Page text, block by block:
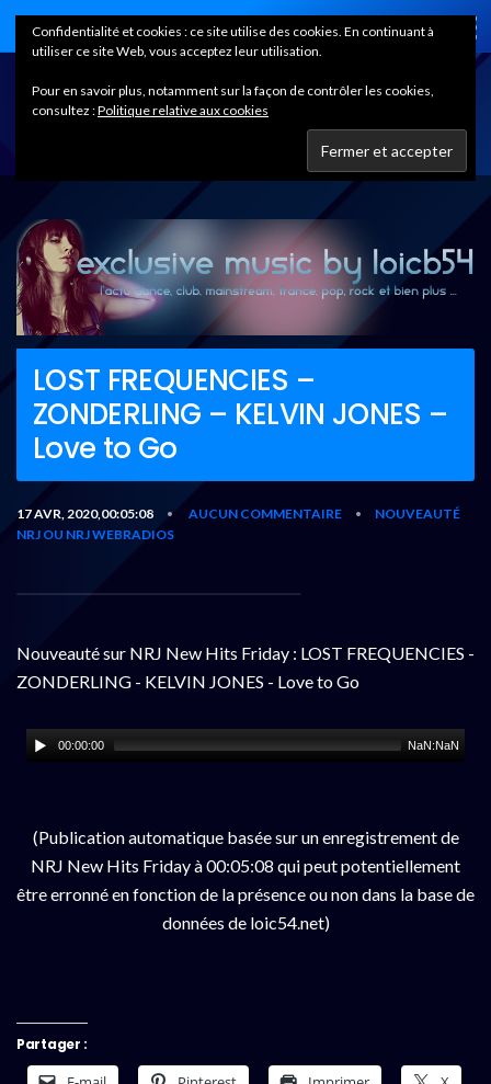
Home
LOST FREQUENCIES –
ZONDERLING – KELVIN JONES –
Love to Go
17 AVR, 2020,00:05:08 • AUCUN COMMENTAIRE •
NOUVEAUTÉ
NRJ OU NRJ WEBRADIOS
Nouveauté sur NRJ New Hits Friday : LOST FREQUENCIES -
ZONDERLING - KELVIN JONES - Love to Go
00:00:00 NaN:NaN
(Publication automatique basée sur un enregistrement de
NRJ New Hits Friday à 00:05:08 qui peut potentiellement
être erronné en fonction de la présence ou non dans la base de
données de loic54.net)
Partager :
Confidentialité et cookies : ce site utilise des cookies. En continuant à
utiliser ce site Web, vous acceptez leur utilisation.
Pour en savoir plus, notamment sur la façon de contrôler les cookies,
consultez :Politique relative aux cookies